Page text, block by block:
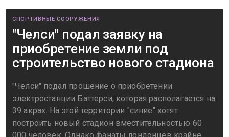
СПОРТИВНЫЕ СООРУЖЕНИЯ
"Челси" подал заявку на
приобретение земли под
строительство нового стадиона
"Челси" подал прошение о приобретении
электростанции Баттерси, которая располагается на
39 акрах. На этой территории "синие" хотят
построить новый стадион вместительностью 60